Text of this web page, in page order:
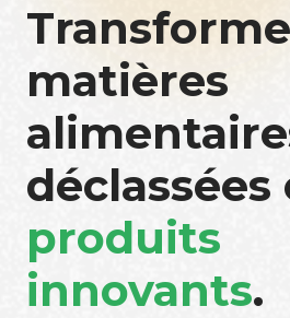
matières
déclassées
produits
innovants.